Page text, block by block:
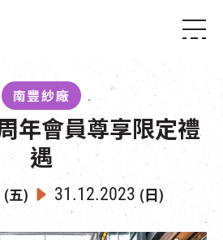
南豐紗廠
年會員尊享限定禮
遇
(五) 31.12.2023 (日)